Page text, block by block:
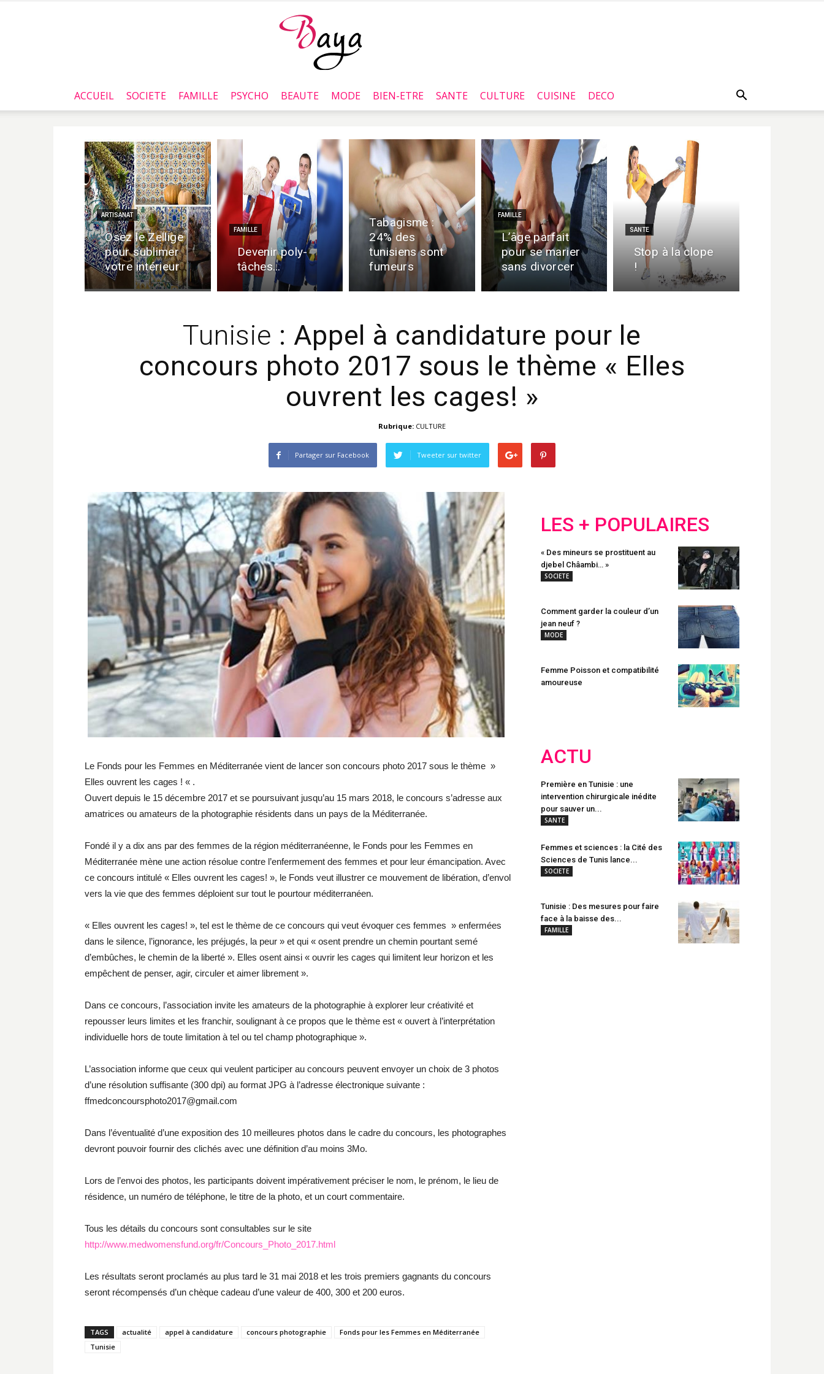
Baya.tn
ACCUEIL SOCIETE FAMILLE PSYCHO BEAUTE MODE BIEN-ETRE SANTE CULTURE CUISINE DECO
ARTISANAT
Osez le Zellige
pour sublimer
votre intérieur
FAMILLE
Devenir poly-
tâches…
Tabagisme :
24% des
tunisiens sont
fumeurs
FAMILLE
L’âge parfait
pour se marier
sans divorcer
SANTE
Stop à la clope
!
Tunisie : Appel à candidature pour le
concours photo 2017 sous le thème « Elles
ouvrent les cages! »
Rubrique: CULTURE
Partager sur Facebook Tweeter sur twitter
Le Fonds pour les Femmes en Méditerranée vient de lancer son concours photo 2017 sous le thème »
Elles ouvrent les cages ! « .
Ouvert depuis le 15 décembre 2017 et se poursuivant jusqu’au 15 mars 2018, le concours s’adresse aux
amatrices ou amateurs de la photographie résidents dans un pays de la Méditerranée.
Fondé il y a dix ans par des femmes de la région méditerranéenne, le Fonds pour les Femmes en
Méditerranée mène une action résolue contre l’enfermement des femmes et pour leur émancipation. Avec
ce concours intitulé « Elles ouvrent les cages! », le Fonds veut illustrer ce mouvement de libération, d’envol
vers la vie que des femmes déploient sur tout le pourtour méditerranéen.
« Elles ouvrent les cages! », tel est le thème de ce concours qui veut évoquer ces femmes » enfermées
dans le silence, l’ignorance, les préjugés, la peur » et qui « osent prendre un chemin pourtant semé
d’embûches, le chemin de la liberté ». Elles osent ainsi « ouvrir les cages qui limitent leur horizon et les
empêchent de penser, agir, circuler et aimer librement ».
Dans ce concours, l’association invite les amateurs de la photographie à explorer leur créativité et
repousser leurs limites et les franchir, soulignant à ce propos que le thème est « ouvert à l’interprétation
individuelle hors de toute limitation à tel ou tel champ photographique ».
L’association informe que ceux qui veulent participer au concours peuvent envoyer un choix de 3 photos
d’une résolution suffisante (300 dpi) au format JPG à l’adresse électronique suivante :
ffmedconcoursphoto2017@gmail.com
Dans l’éventualité d’une exposition des 10 meilleures photos dans le cadre du concours, les photographes
devront pouvoir fournir des clichés avec une définition d’au moins 3Mo.
Lors de l’envoi des photos, les participants doivent impérativement préciser le nom, le prénom, le lieu de
résidence, un numéro de téléphone, le titre de la photo, et un court commentaire.
Tous les détails du concours sont consultables sur le site
http://www.medwomensfund.org/fr/Concours_Photo_2017.html
Les résultats seront proclamés au plus tard le 31 mai 2018 et les trois premiers gagnants du concours
seront récompensés d’un chèque cadeau d’une valeur de 400, 300 et 200 euros.
TAGS actualité appel à candidature concours photographie
Fonds pour les Femmes en Méditerranée
Tunisie
LES + POPULAIRES
« Des mineurs se prostituent au
djebel Châambi… »
SOCIETE
Comment garder la couleur d’un
jean neuf ?
MODE
Femme Poisson et compatibilité
amoureuse
ACTU
Première en Tunisie : une
intervention chirurgicale inédite
pour sauver un...
SANTE
Femmes et sciences : la Cité des
Sciences de Tunis lance...
SOCIETE
Tunisie : Des mesures pour faire
face à la baisse des...
FAMILLE